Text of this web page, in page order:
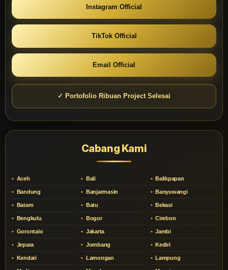
Instagram Official
TikTok Official
Email Official
✓ Portofolio Ribuan Project Selesai
Cabang Kami
Aceh Bali Balikpapan
Bandung Banjarmasin Banyuwangi
Batam Batu Bekasi
Bengkulu Bogor Cirebon
Gorontalo Jakarta Jambi
Jepara Jombang Kediri
Kendari Lamongan Lampung